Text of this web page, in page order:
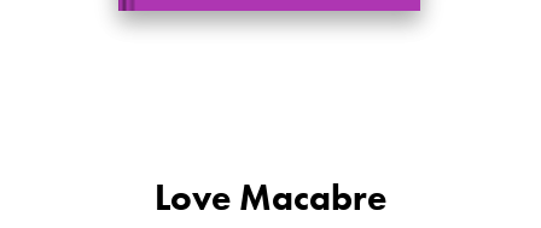
Love Macabre